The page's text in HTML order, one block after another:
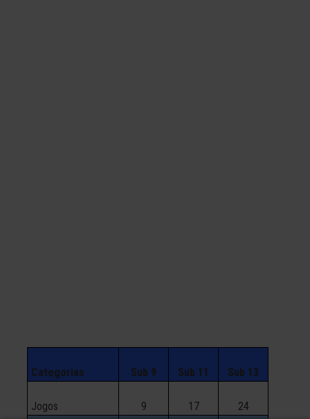
Categorias Sub 9 Sub 11 Sub 13
Jogos 9 17 24